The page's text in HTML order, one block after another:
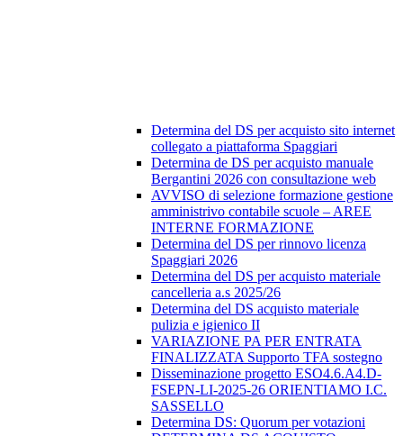
Determina del DS per acquisto sito internet
collegato a piattaforma Spaggiari
Determina de DS per acquisto manuale
Bergantini 2026 con consultazione web
AVVISO di selezione formazione gestione
amministrivo contabile scuole – AREE
INTERNE FORMAZIONE
Determina del DS per rinnovo licenza
Spaggiari 2026
Determina del DS per acquisto materiale
cancelleria a.s 2025/26
Determina del DS acquisto materiale
pulizia e igienico II
VARIAZIONE PA PER ENTRATA
FINALIZZATA Supporto TFA sostegno
Disseminazione progetto ESO4.6.A4.D-
FSEPN-LI-2025-26 ORIENTIAMO I.C.
SASSELLO
Determina DS: Quorum per votazioni